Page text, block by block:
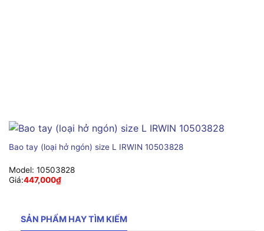
Bao tay (loại hở ngón) size L IRWIN 10503828
Model: 10503828
Giá:447,000₫
SẢN PHẨM HAY TÌM KIẾM